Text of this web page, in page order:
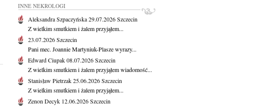
INNE NEKROLOGI
Aleksandra Szpaczyńska29.07.2026Szczecin
Z wielkim smutkiem i żalem przyjąłem...
23.07.2026Szczecin
Pani mec. Joannie Martyniuk-Plasze wyrazy...
Edward Ciupak08.07.2026Szczecin
Z wielkim smutkiem i żalem przyjąłem wiadomość...
Stanisław Pietrzak25.06.2026Szczecin
Z wielkim smutkiem i żalem przyjąłem...
Zenon Decyk 12.06.2026Szczecin